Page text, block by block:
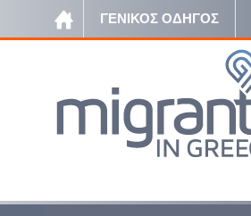
ΓΕΝΙΚΟΣ ΟΔΗΓΟΣ